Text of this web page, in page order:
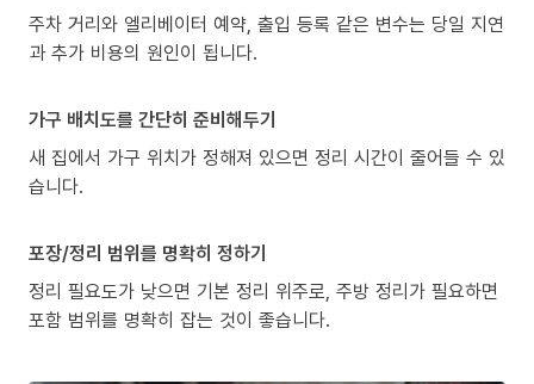
주차 거리와 엘리베이터 예약, 출입 등록 같은 변수는 당일 지연
과 추가 비용의 원인이 됩니다.
가구 배치도를 간단히 준비해두기
새 집에서 가구 위치가 정해져 있으면 정리 시간이 줄어들 수 있
습니다.
포장/정리 범위를 명확히 정하기
정리 필요도가 낮으면 기본 정리 위주로, 주방 정리가 필요하면
포함 범위를 명확히 잡는 것이 좋습니다.